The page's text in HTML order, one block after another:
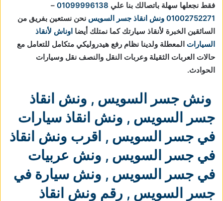
فقط نجعلها سهلة باتصالك بنا علي 01099996138
–
01002752271 ونش انقاذ جسر السويس نحن نستعين بفريق من
السائقين الخبرة لأنقاذ سيارتك كما نمتلك أيضا اوناش لأنقاذ
السيارات المعطلة ولدينا نظام رفع هيدروليكي متكامل للتعامل مع
حالات العربات الثقيلة وعربات النقل والنصف نقل وسيارات
الحوادث.
ونش جسر السويس , ونش انقاذ
جسر السويس , ونش انقاذ سيارات
في جسر السويس , اقرب ونش انقاذ
في جسر السويس , ونش عربيات
في جسر السويس , ونش سيارة في
جسر السويس , رقم ونش انقاذ